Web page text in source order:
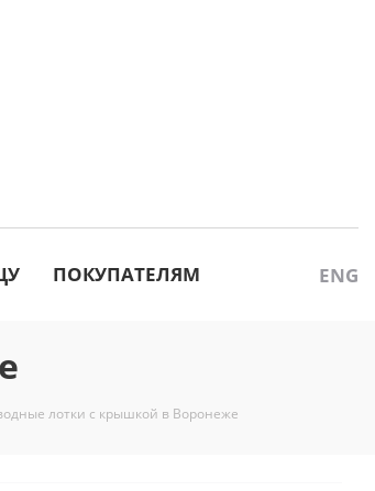
ПОКУПАТЕЛЯМ ENG
лотки с крышкой в Воронеже